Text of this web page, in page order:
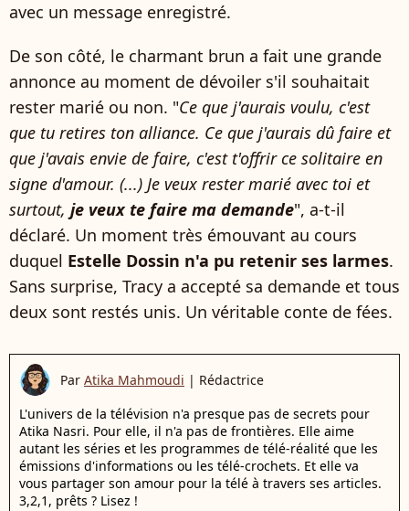
avec un message enregistré.
De son côté, le charmant brun a fait une grande
annonce au moment de dévoiler s'il souhaitait
rester marié ou non. "Ce que j'aurais voulu, c'est
que tu retires ton alliance. Ce que j'aurais dû faire et
que j'avais envie de faire, c'est t'offrir ce solitaire en
signe d'amour. (...) Je veux rester marié avec toi et
surtout, je veux te faire ma demande", a-t-il
déclaré. Un moment très émouvant au cours
duquel Estelle Dossin n'a pu retenir ses larmes.
Sans surprise, Tracy a accepté sa demande et tous
deux sont restés unis. Un véritable conte de fées.
Par Atika Mahmoudi | Rédactrice
L'univers de la télévision n'a presque pas de secrets pour
Atika Nasri. Pour elle, il n'a pas de frontières. Elle aime
autant les séries et les programmes de télé-réalité que les
émissions d'informations ou les télé-crochets. Et elle va
vous partager son amour pour la télé à travers ses articles.
3,2,1, prêts ? Lisez !